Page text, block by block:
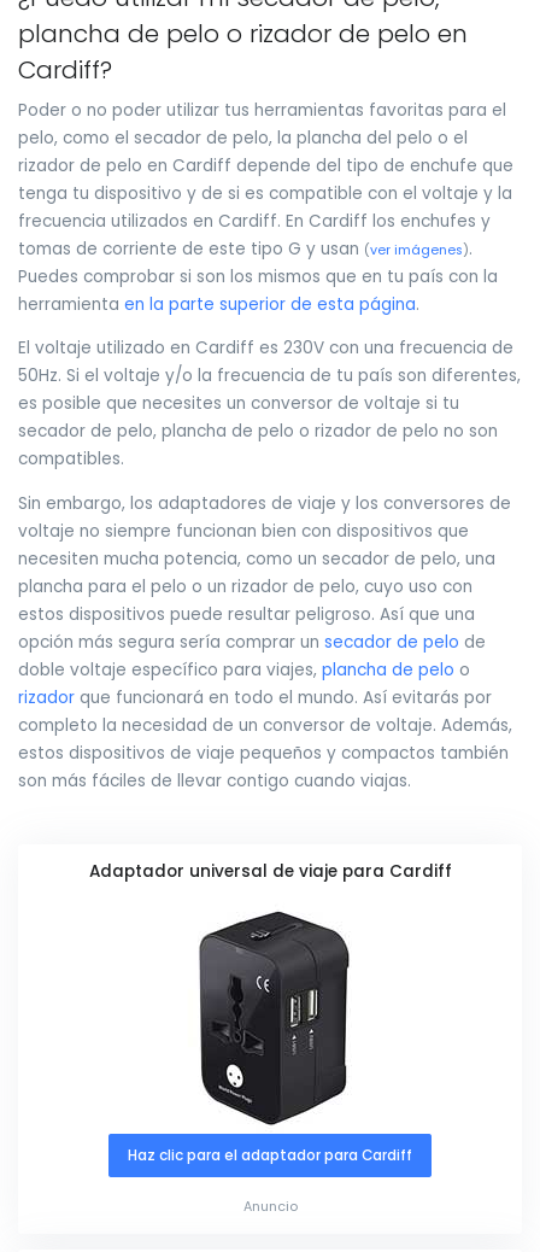
plancha de pelo o rizador de pelo en
Cardiff?
Poder o no poder utilizar tus herramientas favoritas para el
pelo, como el secador de pelo, la plancha del pelo o el
rizador de pelo en Cardiff depende del tipo de enchufe que
tenga tu dispositivo y de si es compatible con el voltaje y la
frecuencia utilizados en Cardiff. En Cardiff los enchufes y
tomas de corriente de este tipo G y usan (ver imágenes).
Puedes comprobar si son los mismos que en tu país con la
herramienta en la parte superior de esta página.
El voltaje utilizado en Cardiff es 230V con una frecuencia de
50Hz. Si el voltaje y/o la frecuencia de tu país son diferentes,
es posible que necesites un conversor de voltaje si tu
secador de pelo, plancha de pelo o rizador de pelo no son
compatibles.
Sin embargo, los adaptadores de viaje y los conversores de
voltaje no siempre funcionan bien con dispositivos que
necesiten mucha potencia, como un secador de pelo, una
plancha para el pelo o un rizador de pelo, cuyo uso con
estos dispositivos puede resultar peligroso. Así que una
opción más segura sería comprar un secador de pelo de
doble voltaje específico para viajes, plancha de pelo o
rizador que funcionará en todo el mundo. Así evitarás por
completo la necesidad de un conversor de voltaje. Además,
estos dispositivos de viaje pequeños y compactos también
son más fáciles de llevar contigo cuando viajas.
Adaptador universal de viaje para Cardiff
Haz clic para el adaptador para Cardiff
Anuncio